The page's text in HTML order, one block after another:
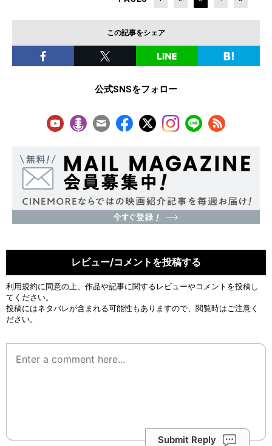
この記事をシェア
公式SNSをフォロー
レビュー/コメントを投稿する
利用規約に同意の上、作品や記事に関するレビューやコメントを投稿し
てください。
投稿にはネタバレが含まれる可能性もありますので、閲覧時はご注意く
ださい。
Submit Reply